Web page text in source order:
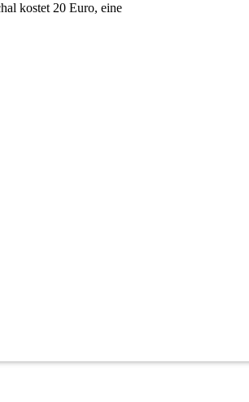
kostet 20 Euro, eine